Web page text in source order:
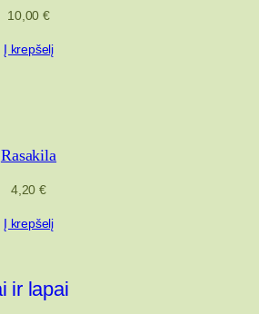
10,00 €
Į krepšelį
Rasakila
4,20€
Į krepšelį